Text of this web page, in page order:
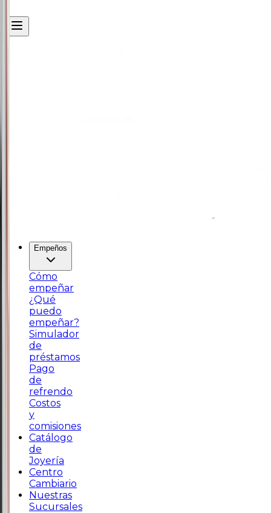
Empeños
Cómo
empeñar
¿Qué
puedo
empeñar?
Simulador
de
préstamos
Pago
de
refrendo
Costos
y
comisiones
Catálogo
de
Joyería
Centro
Cambiario
Nuestras
Sucursales